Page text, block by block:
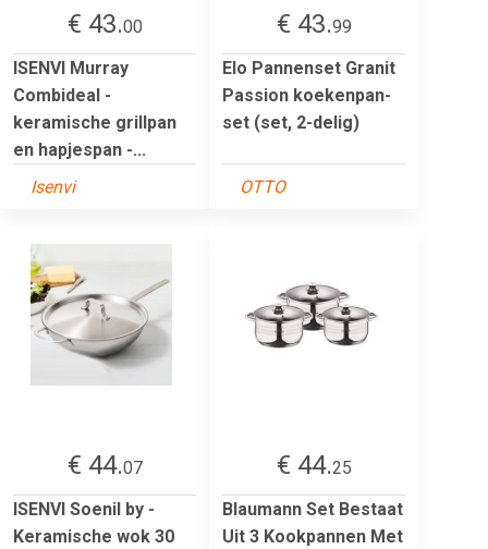
€ 43.00
ISENVI Murray
Combideal -
keramische grillpan
en hapjespan -...
Isenvi
€ 43.99
Elo Pannenset Granit
Passion koekenpan-
set (set, 2-delig)
OTTO
€ 44.07
ISENVI Soenil by -
Keramische wok 30
€ 44.25
Blaumann Set Bestaat
Uit 3 Kookpannen Met